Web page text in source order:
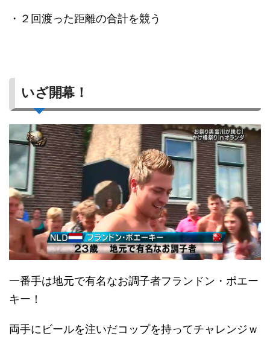
・２回渡った距離の合計を競う
いざ開幕！
一番手は地元で有名なお調子者フランドン・ポエー
キー！
両手にビールを注いだコップを持ってチャレンジｗ